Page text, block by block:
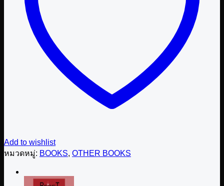
ชิ้น
Add to wishlist
หมวดหมู่: BOOKS, OTHER BOOKS